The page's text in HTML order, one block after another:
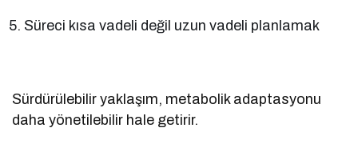
Süreci kısa vadeli değil uzun vadeli planlamak
Sürdürülebilir yaklaşım, metabolik adaptasyonu
daha yönetilebilir hale getirir.